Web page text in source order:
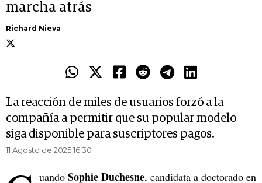
marcha atrás
Richard Nieva
La reacción de miles de usuarios forzó a la
compañía a permitir que su popular modelo
siga disponible para suscriptores pagos.
11 Agosto de 2025 16.30
uando Sophie Duchesne, candidata a doctorado en